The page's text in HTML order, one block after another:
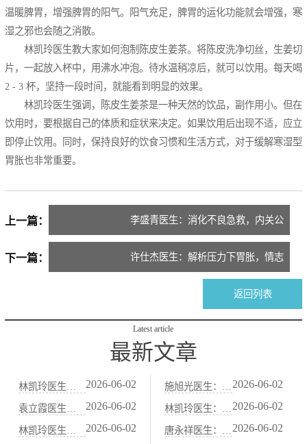
温暖脾胃，增强脾胃的阳气。阳气充足，脾胃的运化功能就会增强，寒
湿之邪也会随之消散。
林凯玲医生教大家如何泡制陈皮生姜茶。将陈皮洗净切丝，生姜切
片，一起放入杯中，用沸水冲泡。待水温稍凉后，就可以饮用。每天喝
2 - 3 杯，坚持一段时间，就能看到明显的效果。
林凯玲医生强调，陈皮生姜茶是一种天然的饮品，副作用小。但在
饮用时，要根据自己的体质和症状来决定。如果饮用后出现不适，应立
即停止饮用。同时，保持良好的饮食习惯和生活方式，对于缓解寒湿型
胃胀也非常重要。
上一篇： 李盛青医生：消化不良急救，内关公
下一篇： 许仕杰医生：解析压力下胃胀，情志
返回列表
Latest article
最新文章
2026-06-02 2026-06-02
2026-06-02 2026-06-02
2026-06-02 2026-06-02